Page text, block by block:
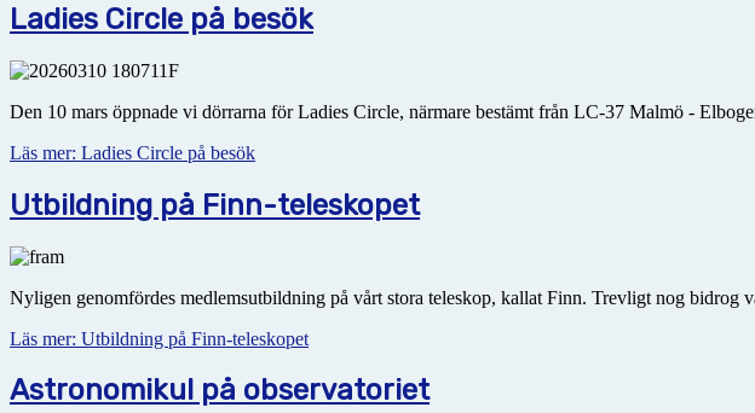
Ladies Circle på besök
Den 10 mars öppnade vi dörrarna för Ladies Circle, närmare bestämt från LC-37 Malmö -
Läs mer: Ladies Circle på besök
Utbildning på Finn-teleskopet
Nyligen genomfördes medlemsutbildning på vårt stora teleskop, kallat Finn. Trevligt nog bidrog
Läs mer: Utbildning på Finn-teleskopet
Astronomikul på observatoriet